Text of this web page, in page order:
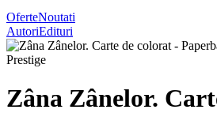
OferteNoutati
AutoriEdituri
Zâna Zânelor.